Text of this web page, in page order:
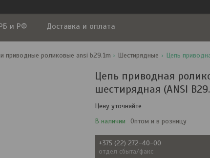
и РФ Доставка и оплата
приводные роликовые ansi b29.1m Шестирядные
Цепь приводная
шестирядная (ANSI
Цену уточняйте
В наличии
Оптом и в розницу
+375 (22) 272-40-00
отдел сбыта/факс